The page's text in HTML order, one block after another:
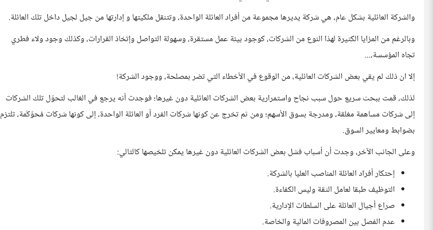
والشركة العائلية بشكل عام، هي شركة يديرها مجموعة من أفراد العائلة الواحدة، وتتنقل ملكيتها و إدارتها من جيل لجيل داخل تلك العائلة.
وبالرغم من المزايا الكثيرة لهذا النوع من الشركات، كوجود بيئة عمل مستقرة، وسهولة التواصل وإتخاذ القرارات، وكذلك وجود ولاء فطري
تجاه المؤسسة،...
إلا ان ذلك لم يقي بعض الشركات العائلية، من الوقوع في الأخطاء التي تضر بمصلحة، ووجود الشركة!
لذلك، قمت ببحث سريع حول سبب نجاح واستمرارية بعض الشركات العائلية دون غيرها؛ فوجدت أنه يرجع في الغالب لتحوّل تلك الشركات
إلى شركات مساهمة مغلقة، ومدرجة بسوق الأسهم؛ ومن ثم تخرج عن كونها شركات الفرد أو العائلة الواحدة، إلى كونها شركات مُحوّكَمة، تلتزم
بضوابط ومعايير السوق.
وعلى الجانب الآخر، وجدت أن أسباب فشل بعض الشركات العائلية دون غيرها يمكن تلخيصها كالتالي:
إحتكار أفراد العائلة المناصب العليا بالشركة.
التوظيف طبقا لعامل الثقة وليس الكفاءة.
صراع أجيال العائلة على السلطات الإدارية.
عدم الفصل بين المصروفات المالية والخاصة.